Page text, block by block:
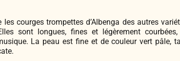
les courges trompettes d’Albenga des autres
sont longues, fines et légèrement courbées,
La peau est fine et de couleur vert pâle,